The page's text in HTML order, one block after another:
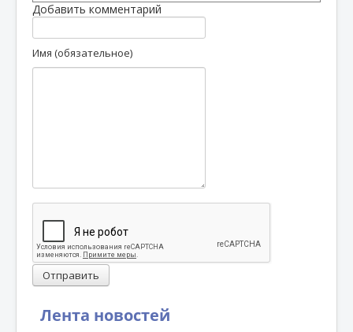
Лента новостей
Добавить комментарий
Имя (обязательное)
Отправить